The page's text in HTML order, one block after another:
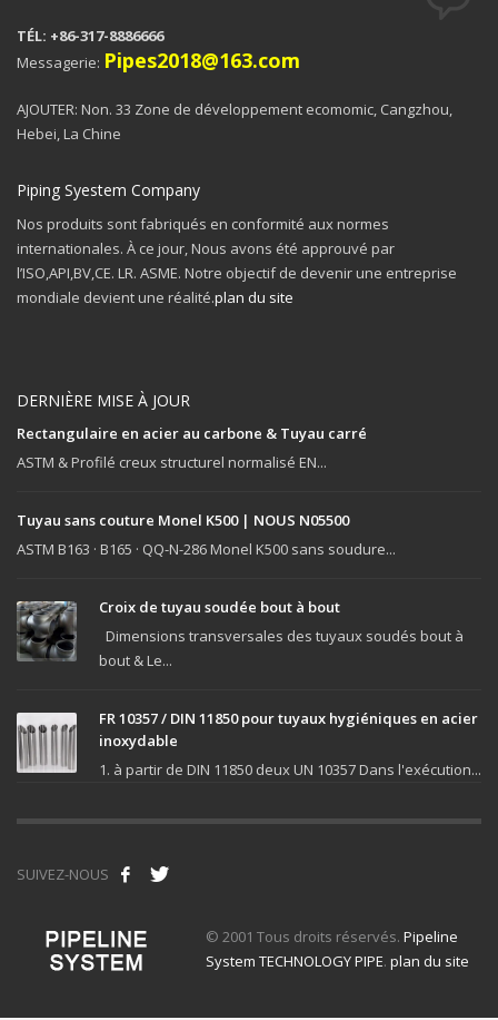
TÉL: +86-317-8886666
Messagerie: Pipes2018@163.com
AJOUTER: Non. 33 Zone de développement ecomomic, Cangzhou,
Hebei, La Chine
Piping Syestem Company
Nos produits sont fabriqués en conformité aux normes
internationales. À ce jour, Nous avons été approuvé par
l’ISO,API,BV,CE. LR. ASME. Notre objectif de devenir une entreprise
mondiale devient une réalité.plan du site
DERNIÈRE MISE À JOUR
Rectangulaire en acier au carbone & Tuyau carré
ASTM & Profilé creux structurel normalisé EN...
Tuyau sans couture Monel K500 | NOUS N05500
ASTM B163 · B165 · QQ-N-286 Monel K500 sans soudure...
Croix de tuyau soudée bout à bout
Dimensions transversales des tuyaux soudés bout à
bout & Le...
FR 10357 / DIN 11850 pour tuyaux hygiéniques en acier
inoxydable
1. à partir de DIN 11850 deux UN 10357 Dans l'exécution...
SUIVEZ-NOUS
© 2001 Tous droits réservés. Pipeline
System TECHNOLOGY PIPE. plan du site